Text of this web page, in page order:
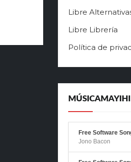
Libre
Libre Librería
Política de
MÚSICAMAYIHI
Free Software
Jono Bacon